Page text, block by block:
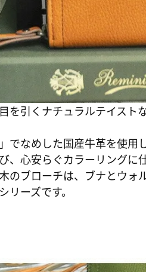
を引くナチュラルテイスト
でなめした国産牛革を使
、心安らぐカラーリングに
のブローチは、ブナとウ
リーズです。